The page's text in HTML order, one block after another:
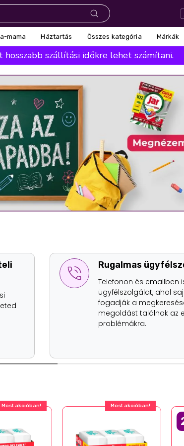
mama Háztartás Összes kategória Márkák
szállítási időkre lehet számítani.
Gondos
A dobozainkban
anyagokból, korszerű
használó térkitöltő
hogy a termékeket úgy
ahogy a polcról
Most akcióban! Most akcióban!